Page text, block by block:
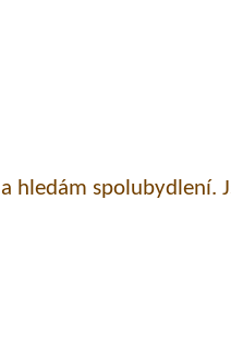
hledám spolubydlení.